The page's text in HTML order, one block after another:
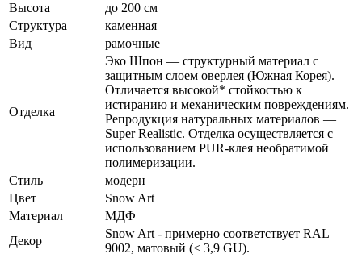
Высота
до 200 см
Структура
каменная
Вид
рамочные
Отделка
Эко Шпон — структурный материал с
защитным слоем оверлея (Южная Корея).
Отличается высокой* стойкостью к
истиранию и механическим повреждениям.
Репродукция натуральных материалов —
Super Realistic. Отделка осуществляется с
использованием PUR-клея необратимой
полимеризации.
Стиль
модерн
Цвет
Snow Art
Материал
МДФ
Декор
Snow Art - примерно соответствует RAL
9002, матовый (≤ 3,9 GU).